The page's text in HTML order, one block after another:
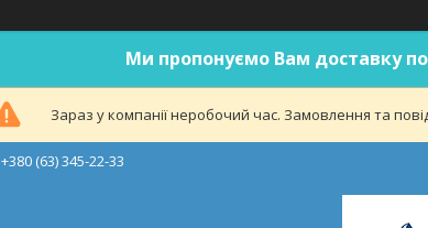
Ми пропонуємо Вам доставку по
Зараз у компанії неробочий час. Замовлення та
+380 (63) 345-22-33